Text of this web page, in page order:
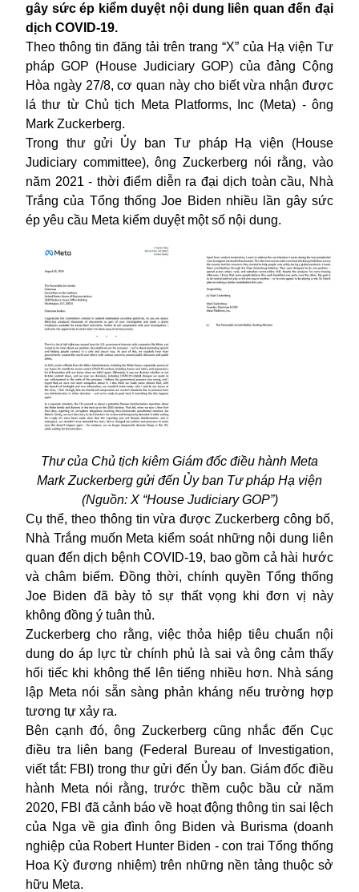
gây sức ép kiểm duyệt nội dung liên quan đến đại
dịch COVID-19.
Theo thông tin đăng tải trên trang “X” của Hạ viện Tư
pháp GOP (House Judiciary GOP) của đảng Cộng
Hòa ngày 27/8, cơ quan này cho biết vừa nhận được
lá thư từ Chủ tịch Meta Platforms, Inc (Meta) - ông
Mark Zuckerberg.
Trong thư gửi Ủy ban Tư pháp Hạ viện (House
Judiciary committee), ông Zuckerberg nói rằng, vào
năm 2021 - thời điểm diễn ra đại dịch toàn cầu, Nhà
Trắng của Tổng thống Joe Biden nhiều lần gây sức
ép yêu cầu Meta kiểm duyệt một số nội dung.
Thư của Chủ tịch kiêm Giám đốc điều hành Meta
Mark Zuckerberg gửi đến Ủy ban Tư pháp Hạ viện
(Nguồn: X “House Judiciary GOP”)
Cụ thể, theo thông tin vừa được Zuckerberg công bố,
Nhà Trắng muốn Meta kiểm soát những nội dung liên
quan đến dịch bệnh COVID-19, bao gồm cả hài hước
và châm biếm. Đồng thời, chính quyền Tổng thống
Joe Biden đã bày tỏ sự thất vọng khi đơn vị này
không đồng ý tuân thủ.
Zuckerberg cho rằng, việc thỏa hiệp tiêu chuẩn nội
dung do áp lực từ chính phủ là sai và ông cảm thấy
hối tiếc khi không thể lên tiếng nhiều hơn. Nhà sáng
lập Meta nói sẵn sàng phản kháng nếu trường hợp
tương tự xảy ra.
Bên cạnh đó, ông Zuckerberg cũng nhắc đến Cục
điều tra liên bang (Federal Bureau of Investigation,
viết tắt: FBI) trong thư gửi đến Ủy ban. Giám đốc điều
hành Meta nói rằng, trước thềm cuộc bầu cử năm
2020, FBI đã cảnh báo về hoạt động thông tin sai lệch
của Nga về gia đình ông Biden và Burisma (doanh
nghiệp của Robert Hunter Biden - con trai Tổng thống
Hoa Kỳ đương nhiệm) trên những nền tảng thuộc sở
hữu Meta.